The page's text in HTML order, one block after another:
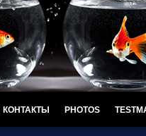
КОНТАКТЫ PHOTOS